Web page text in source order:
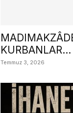
KURBANLAR…
Temmuz 3, 2026